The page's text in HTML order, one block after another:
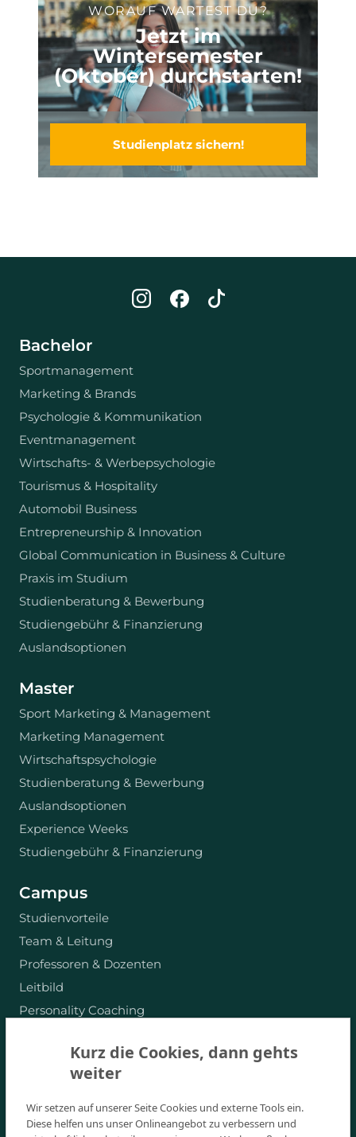
WORAUF WARTEST DU?
Jetzt im
Wintersemester
(Oktober) durchstarten!
Studienplatz sichern!
Bachelor
Sportmanagement
Marketing & Brands
Psychologie & Kommunikation
Eventmanagement
Wirtschafts- & Werbepsychologie
Tourismus & Hospitality
Automobil Business
Entrepreneurship & Innovation
Global Communication in Business & Culture
Praxis im Studium
Studienberatung & Bewerbung
Studiengebühr & Finanzierung
Auslandsoptionen
Master
Sport Marketing & Management
Marketing Management
Wirtschaftspsychologie
Studienberatung & Bewerbung
Auslandsoptionen
Experience Weeks
Studiengebühr & Finanzierung
Campus
Studienvorteile
Team & Leitung
Professoren & Dozenten
Leitbild
Personality Coaching
Für Unternehmen
Jobs am Campus
Corporate Responsibility
Kurz die Cookies, dann gehts
weiter
Wir setzen auf unserer Seite Cookies und externe Tools ein.
Diese helfen uns unser Onlineangebot zu verbessern und